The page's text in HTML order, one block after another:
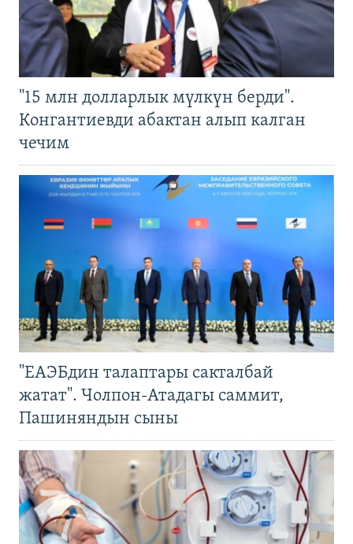
"15 млн долларлык мүлкүн берди".
Конгантиевди абактан алып калган
чечим
"ЕАЭБдин талаптары сакталбай
жатат". Чолпон-Атадагы саммит,
Пашиняндын сыны